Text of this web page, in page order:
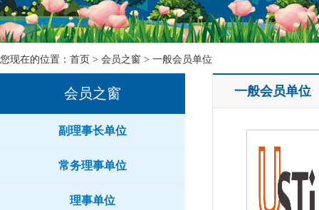
您现在的位置： 首页 > 会员之窗 > 一般会员单位
会员之窗
副理事长单位
常务理事单位
理事单位
一般会员单位